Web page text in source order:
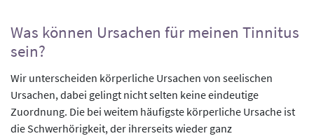
Was können Ursachen für meinen Tinnitus
sein?
Wir unterscheiden körperliche Ursachen von seelischen
Ursachen, dabei gelingt nicht selten keine eindeutige
Zuordnung. Die bei weitem häufigste körperliche Ursache ist
die Schwerhörigkeit, der ihrerseits wieder ganz